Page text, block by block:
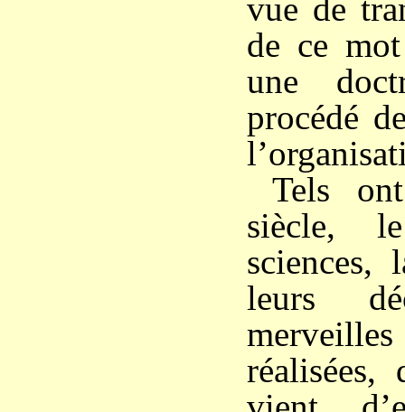
vue de
de ce
une
procédé
Tels
siècle,
sciences,
leurs